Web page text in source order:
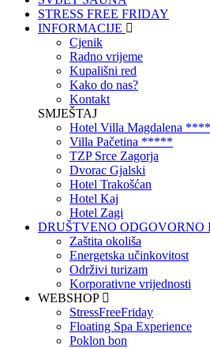
STRESS FREE FRIDAY
INFORMACIJE
Cjenik
Radno vrijeme
Kupališni red
Kako do nas?
Kontakt
SMJEŠTAJ
Hotel Villa Magdalena ****
Villa Pačetina *****
TZP Srce Zagorja
Dvorac Gjalski
Hotel Trakošćan
Hotel Kaj
Hotel Zagi
DRUŠTVENO ODGOVORNO
Zaštita okoliša
Energetska učinkovitost
Održivi turizam
Korporativne vrijednosti
WEBSHOP
StressFreeFriday
Floating Spa Experience
Poklon bon